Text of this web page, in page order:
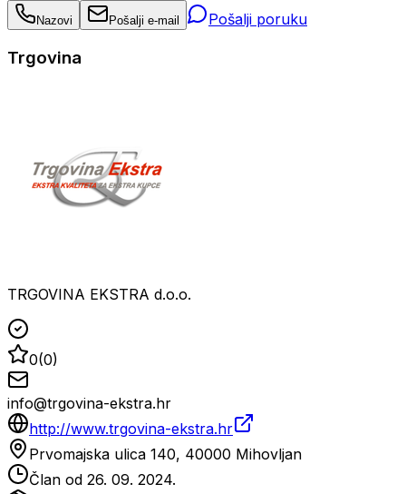
Nazovi Pošalji e-mail Pošalji poruku
Trgovina
TRGOVINA EKSTRA d.o.o.
0(0)
info@trgovina-ekstra.hr
http://www.trgovina-ekstra.hr
Prvomajska ulica 140, 40000 Mihovljan
Član od 26. 09. 2024.